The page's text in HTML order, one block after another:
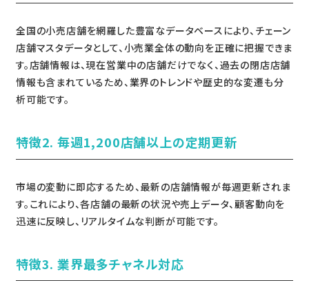
全国の小売店舗を網羅した豊富なデータベースにより、チェーン
店舗マスタデータとして、小売業全体の動向を正確に把握できま
す。店舗情報は、現在営業中の店舗だけでなく、過去の閉店店舗
情報も含まれているため、業界のトレンドや歴史的な変遷も分
析可能です。
特徴2. 毎週1,200店舗以上の定期更新
市場の変動に即応するため、最新の店舗情報が毎週更新されま
す。これにより、各店舗の最新の状況や売上データ、顧客動向を
迅速に反映し、リアルタイムな判断が可能です。
特徴3. 業界最多チャネル対応